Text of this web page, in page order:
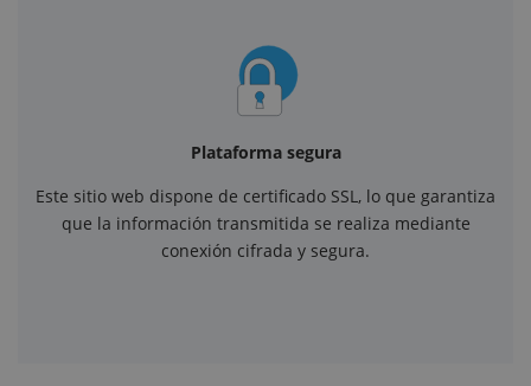
Plataforma segura
Este sitio web dispone de certificado SSL, lo que garantiza
que la información transmitida se realiza mediante
conexión cifrada y segura.